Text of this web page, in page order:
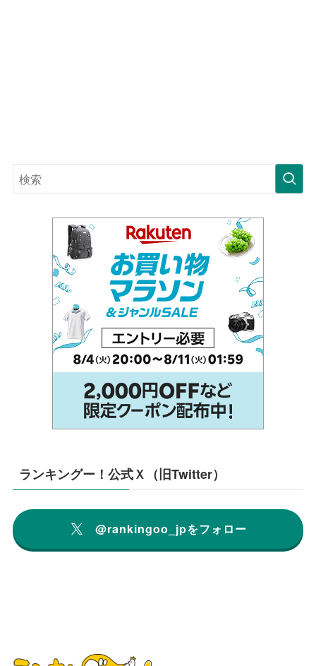
ランキングー！公式Ｘ（旧Twitter）
@rankingoo_jpをフォロー